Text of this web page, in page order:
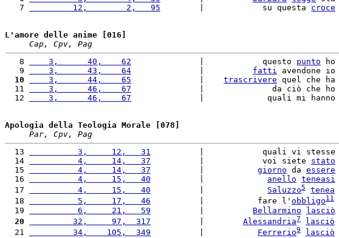
   7
         12,        2,   95
        |            su questa
croce
L'amore delle anime [016]
Cap, Cpv, Pag
   8
    3,      40,    62
              |            questo
punto ho
   9
    3,      43,    64
fatti avendone io
  10
    3,      44,    65
trascrivere quel che ha
  11
    3,      46,    67
              |              da ciò che ho
  12
    3,      46,    67
              |             quali mi hanno
Apologia della Teologia Morale [078]
Par, Cpv, Pag
  13
          3,     12,   31
          |            quali vi stesse
  14
          4,     14,   37
          |            voi siete
stato
  15
          4,     14,   37
giorno da essere
  16
          4,     15,   40
anello teneasi
  17
          4,     15,   40
Saluzzo5 tenea
  18
          5,     17,   46
          |           fare l'
obbligo11
  19
          6,     21,   59
Bellarmino lasciò
  20
         32,     97,  317
Alessandria7 lasciò
  21
         34,    105,  349
Ferrerio9 lasciò